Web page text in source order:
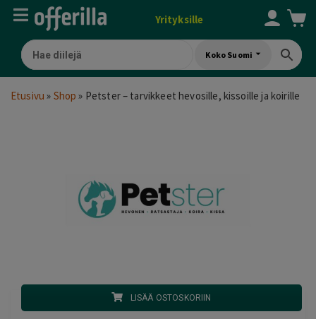
Yrityksille
Koko Suomi
Etusivu » Shop » Petster – tarvikkeet hevosille, kissoille ja koirille
LISÄÄ OSTOSKORIIN